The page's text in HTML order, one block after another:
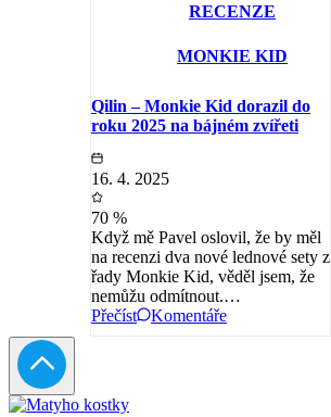
RECENZE
MONKIE KID
Qilin – Monkie Kid dorazil do
roku 2025 na bájném zvířeti
16. 4. 2025
70 %
Když mě Pavel oslovil, že by měl
na recenzi dva nové lednové sety z
řady Monkie Kid, věděl jsem, že
nemůžu odmítnout.…
Přečíst
Komentáře